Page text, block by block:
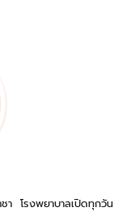
ชา โรงพยาบาลเปิดทุกวัน